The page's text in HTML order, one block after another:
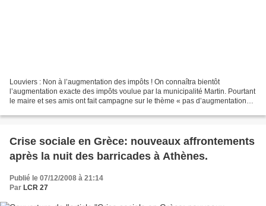
Louviers : Non à l’augmentation des impôts ! On connaîtra bientôt
l’augmentation exacte des impôts voulue par la municipalité Martin. Pourtant
le maire et ses amis ont fait campagne sur le thème « pas d’augmentation
Crise sociale en Grèce: nouveaux affrontements
après la nuit des barricades à Athènes.
Publié le 07/12/2008 à 21:14
Par LCR 27